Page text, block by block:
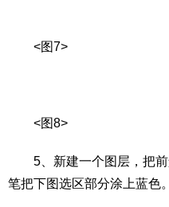
<图7>
<图8>
5、新建一个图层，把前
笔把下图选区部分涂上蓝色。